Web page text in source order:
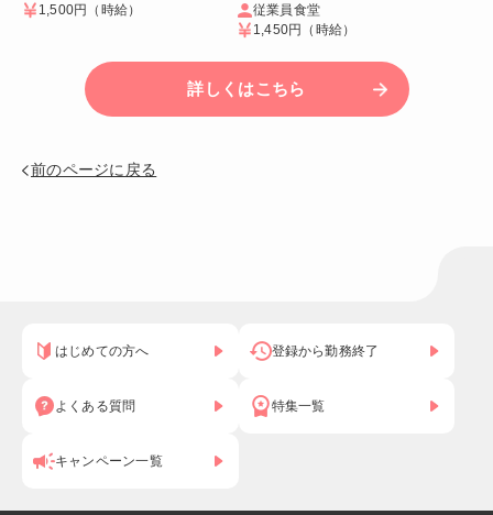
1,500円
（時給）
従業員食堂
1,450円
（時給）
詳しくはこちら
前のページに戻る
はじめての方へ 登録から勤務終了
よくある質問 特集一覧
キャンペーン一覧